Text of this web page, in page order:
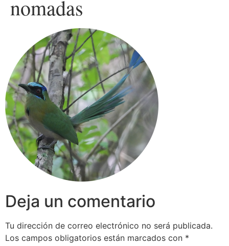
nomadas
Deja un comentario
Tu dirección de correo electrónico no será publicada.
Los campos obligatorios están marcados con *